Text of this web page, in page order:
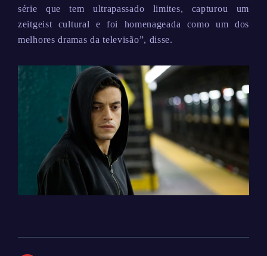
série que tem ultrapassado limites, capturou um
zeitgeist cultural e foi homenageada como um dos
melhores dramas da televisão”, disse.